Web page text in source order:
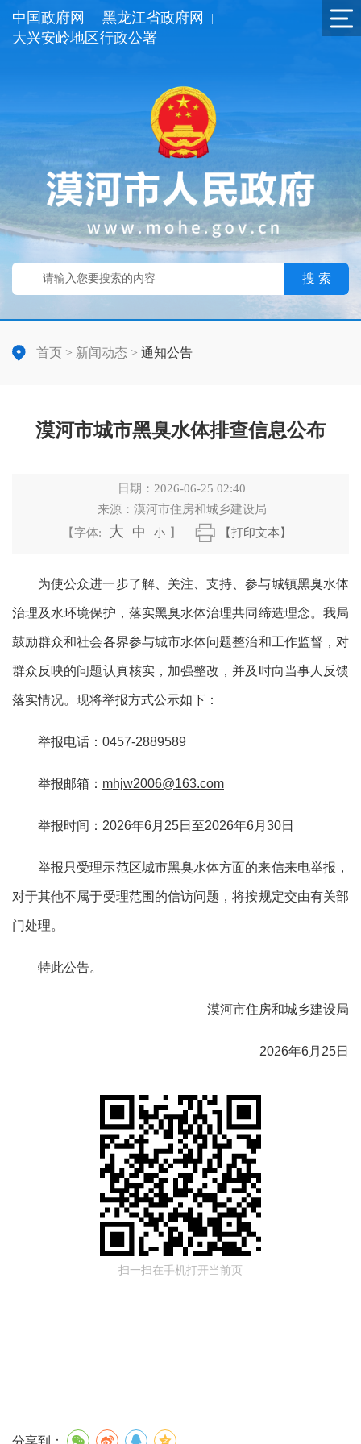
中国政府网 黑龙江省政府网
大兴安岭地区行政公署
搜 索
首页 > 新闻动态 > 通知公告
漠河市城市黑臭水体排查信息公布
日期： 2026-06-25 02:40
来源： 漠河市住房和城乡建设局
【字体:
大 中 小 】 【打印文本】
为使公众进一步了解、关注、支持、参与城镇黑臭水体
治理及水环境保护，落实黑臭水体治理共同缔造理念。我局
鼓励群众和社会各界参与城市水体问题整治和工作监督，对
群众反映的问题认真核实，加强整改，并及时向当事人反馈
落实情况。现将举报方式公示如下：
举报电话： 0457-2889589
举报邮箱： mhjw2006@163.com
举报时间： 2026年6月25日至2026年6月30日
举报只受理示范区城市黑臭水体方面的来信来电举报，
对于其他不属于受理范围的信访问题，将按规定交由有关部
门处理。
特此公告。
漠河市住房和城乡建设局
2026年6月25日
扫一扫在手机打开当前页
分享到：